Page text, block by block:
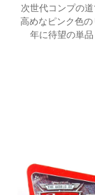
次世代コンプの
高めなピンク色
年に待望の単品